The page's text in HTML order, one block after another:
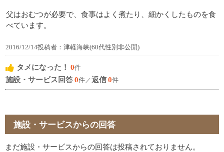
父はおむつが必要で、食事はよく煮たり、細かくしたものを食
べています。
2016/12/14投稿者：津軽海峡(60代性別非公開)
タメになった！ 0件
施設・サービス回答0件／返信0件
施設・サービスからの回答
まだ施設・サービスからの回答は投稿されておりません。